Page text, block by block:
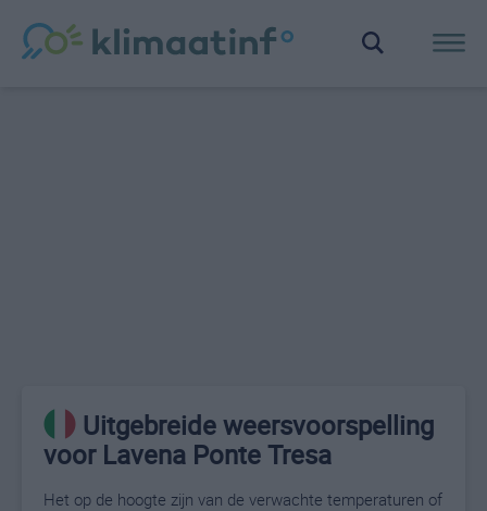
Uitgebreide weersvoorspelling
voor Lavena Ponte Tresa
Het op de hoogte zijn van de verwachte temperaturen of